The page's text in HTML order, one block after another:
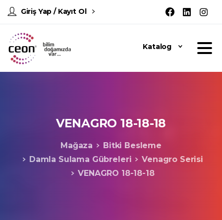
Giriş Yap / Kayıt Ol
Katalog
VENAGRO 18-18-18
Mağaza
Bitki Besleme
Damla Sulama Gübreleri
Venagro Serisi
VENAGRO 18-18-18